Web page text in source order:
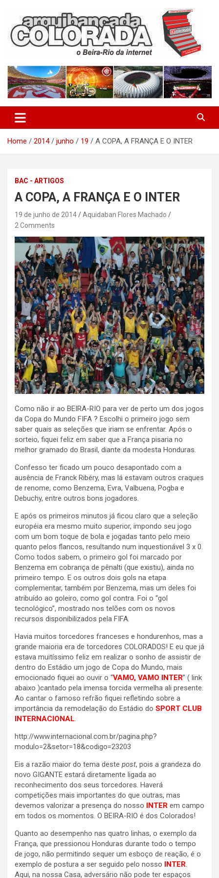
content
Arquibancada Colorada
Home 2014 junho 19 A COPA, A FRANÇA E O INTER
BAC - ARTIGOS
A COPA, A FRANÇA E O INTER
19 de junho de 2014
Aquidaban Flores Machado
2 Comments
Como não ir ao BEIRA-RIO para ver de perto um dos jogos
da Copa do Mundo FIFA ? Escolhi o primeiro jogo sem
saber quais as seleções que iriam se enfrentar. Após o
sorteio, fiquei feliz em saber que a França pisaria no
melhor gramado do Brasil, diante da modesta Honduras.
Confesso ter ficado um pouco desapontado com a
ausência de Franck Ribéry, mas lá estavam outros craques
de renome, como Benzema, Evra, Valbuena, Pogba e
Debuchy, entre outros bons jogadores.
E após os primeiros minutos já ficou claro que a seleção
européia era mesmo muito superior, impondo seu jogo
com um bom toque de bola e jogadas tanto pelo meio
quanto pelos flancos, resultando num inquestionável 3 x 0.
Como todos sabem, o primeiro gol foi marcado por
Benzema em cobrança de pênalti (que existiu), ainda no
primeiro tempo. E os outros dois gols na etapa
complementar, também por Benzema, mas um deles foi
atribuído ao goleiro, como gol contra. Foi o “gol
tecnológico”, mostrado nos telões com os novos
recursos disponibilizados pela FIFA.
Havia muitos torcedores franceses e hondurenhos, mas a
grande maioria era de torcedores COLORADOS! E eu que já
estava muitíssimo feliz em realizar o sonho de assistir de
dentro do Estádio um jogo de Copa do Mundo, mais
emocionado fiquei ao ouvir o “VAMO, VAMO INTER” ( link
abaixo )cantado pela imensa torcida vermelha ali presente.
Ao cantar o famoso refrão fiquei refletindo sobre a
importância da remodelação do Estádio do SPORT CLUB
INTERNACIONAL.
http://www.internacional.com.br/pagina.php?
modulo=2&setor=18&codigo=23203
Eis a razão maior do tema deste post, pois a grandeza do
novo GIGANTE estará diretamente ligada ao
reconhecimento dos seus torcedores. Haverá
competições mais importantes do que outras, mas
devemos valorizar a presença do nosso INTER em campo
em todos os momentos. O BEIRA-RIO é dos Colorados!
Quanto ao desempenho nas quatro linhas, o exemplo da
França, que pressionou Honduras durante todo o tempo
de jogo, não permitindo sequer um esboço de reação, é o
exemplo de postura a ser seguido pelo nosso INTER.
Aqui, na nossa Casa, adversário não pode ter espaços